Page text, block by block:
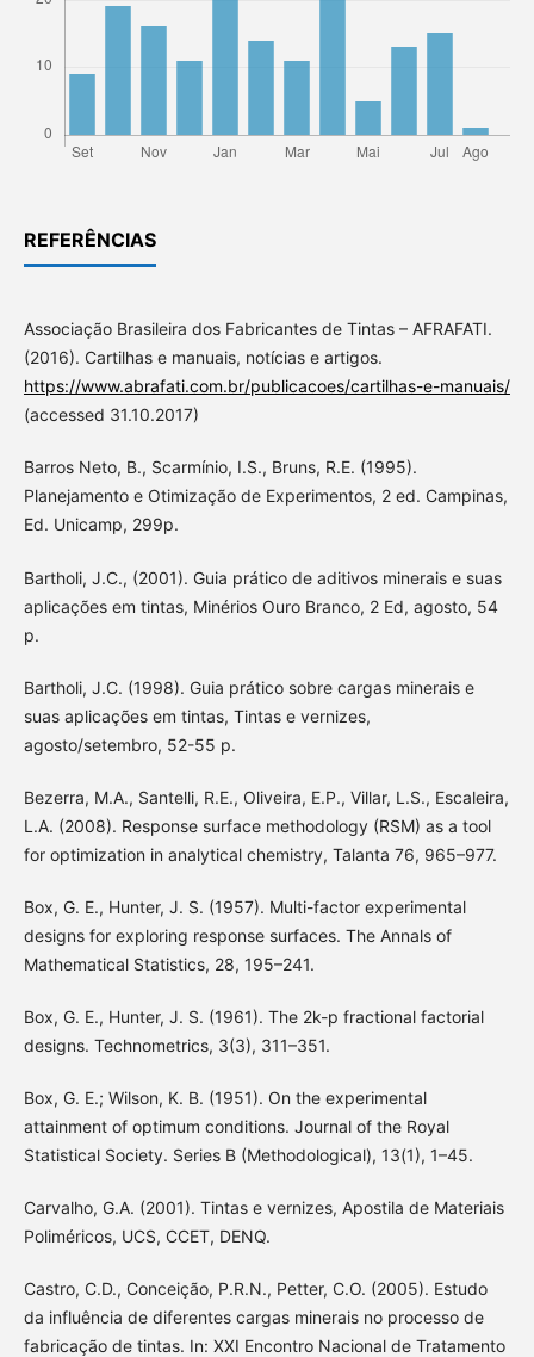
REFERÊNCIAS
Associação Brasileira dos Fabricantes de Tintas – AFRAFATI.
(2016). Cartilhas e manuais, notícias e artigos.
https://www.abrafati.com.br/publicacoes/cartilhas-e-manuais/
(accessed 31.10.2017)
Barros Neto, B., Scarmínio, I.S., Bruns, R.E. (1995).
Planejamento e Otimização de Experimentos, 2 ed. Campinas,
Ed. Unicamp, 299p.
Bartholi, J.C., (2001). Guia prático de aditivos minerais e suas
aplicações em tintas, Minérios Ouro Branco, 2 Ed, agosto, 54
p.
Bartholi, J.C. (1998). Guia prático sobre cargas minerais e
suas aplicações em tintas, Tintas e vernizes,
agosto/setembro, 52-55 p.
Bezerra, M.A., Santelli, R.E., Oliveira, E.P., Villar, L.S., Escaleira,
L.A. (2008). Response surface methodology (RSM) as a tool
for optimization in analytical chemistry, Talanta 76, 965–977.
Box, G. E., Hunter, J. S. (1957). Multi-factor experimental
designs for exploring response surfaces. The Annals of
Mathematical Statistics, 28, 195–241.
Box, G. E., Hunter, J. S. (1961). The 2k-p fractional factorial
designs. Technometrics, 3(3), 311–351.
Box, G. E.; Wilson, K. B. (1951). On the experimental
attainment of optimum conditions. Journal of the Royal
Statistical Society. Series B (Methodological), 13(1), 1–45.
Carvalho, G.A. (2001). Tintas e vernizes, Apostila de Materiais
Poliméricos, UCS, CCET, DENQ.
Castro, C.D., Conceição, P.R.N., Petter, C.O. (2005). Estudo
da influência de diferentes cargas minerais no processo de
fabricação de tintas. In: XXI Encontro Nacional de Tratamento